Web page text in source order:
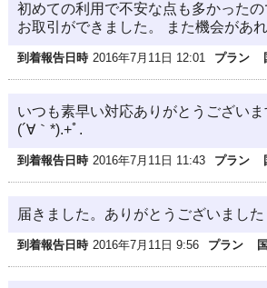
初めての利用で不安な点も多かった
お取引ができました。 また機会があ
到着報告日時 2016年7月11日 12:01 プラン
いつも素早い対応ありがとうござい
(´∀｀*).+ﾟ.
到着報告日時 2016年7月11日 11:43 プラン
届きました。ありがとうございました
到着報告日時 2016年7月11日 9:56 プラン